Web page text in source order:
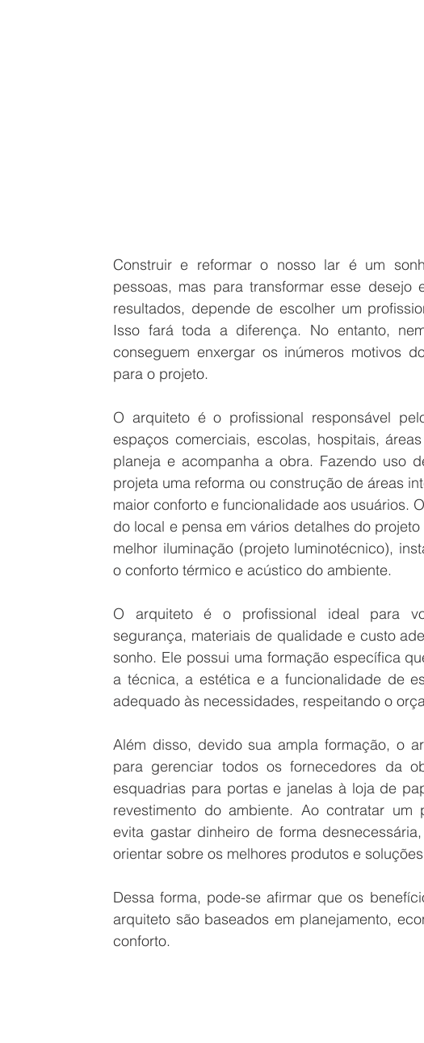
Construir e reformar o nosso lar é um
pessoas, mas para transformar esse
resultados, depende de escolher um
Isso fará toda a diferença. No entanto,
conseguem enxergar os inúmeros motivos
para o projeto.
O arquiteto é o profissional responsável
espaços comerciais, escolas, hospitais,
planeja e acompanha a obra. Fazendo uso
projeta uma reforma ou construção de áreas
maior conforto e funcionalidade aos usuários.
do local e pensa em vários detalhes do
melhor iluminação (projeto luminotécnico),
o conforto térmico e acústico do ambiente.
O arquiteto é o profissional ideal para
segurança, materiais de qualidade e custo
sonho. Ele possui uma formação específica
a técnica, a estética e a funcionalidade de
adequado às necessidades, respeitando o
Além disso, devido sua ampla formação, o
para gerenciar todos os fornecedores da
esquadrias para portas e janelas à loja de
revestimento do ambiente. Ao contratar um
evita gastar dinheiro de forma
orientar sobre os melhores produtos e
Dessa forma, pode-se afirmar que os
arquiteto são baseados em planejamento,
conforto.